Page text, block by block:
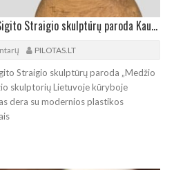
MEDŽIO RITMAS: Kazimiero Sigito Straigio skulptūrų paroda Kaune
PILOTAS.LT
Straigio skulptūrų paroda „Medžio
skulptorių Lietuvoje kūryboje
dera su modernios plastikos